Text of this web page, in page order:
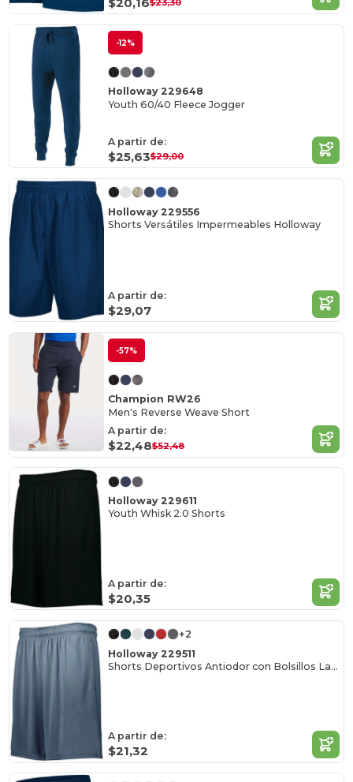
$23,30
-12%
Holloway 229648
Youth 60/40 Fleece Jogger
A partir de:
$25,63$29,00
Holloway 229556
Shorts Versátiles Impermeables Holloway
A partir de:
$29,07
-57%
Champion RW26
Men's Reverse Weave Short
A partir de:
$22,48$52,48
Holloway 229611
Youth Whisk 2.0 Shorts
A partir de:
$20,35
+2
Holloway 229511
Shorts Deportivos Antiodor con Bolsillos Laterales
A partir de:
$21,32